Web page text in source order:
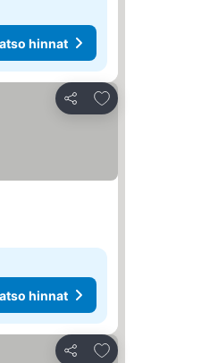
hinnat
Jaa
Lisää suosikkeihin
hinnat
Jaa
Lisää suosikkeihin